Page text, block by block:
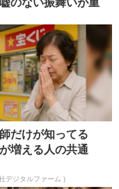
師だけが知ってる
が増える人の共通
デジタルファーム )